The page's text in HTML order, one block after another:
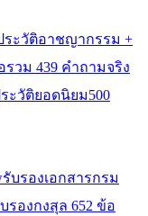
ระวัติอาชญากรรม +
รวม 439 คำถามจริง
ะวัติยอดนิยม500
รับรองเอกสารกรม
รองกงสุล 652 ข้อ